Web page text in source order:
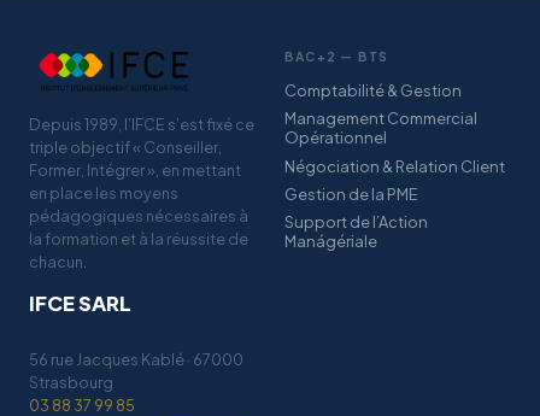
Depuis 1989, l’IFCE s’est fixé ce
triple objectif « Conseiller,
Former, Intégrer », en mettant
en place les moyens
pédagogiques nécessaires à
la formation et à la réussite de
chacun.
IFCE SARL
56 rue Jacques Kablé · 67000
Strasbourg
03 88 37 99 85
BAC+2 — BTS
Comptabilité & Gestion
Management Commercial
Opérationnel
Négociation & Relation Client
Gestion de la PME
Support de l’Action
Manágériale